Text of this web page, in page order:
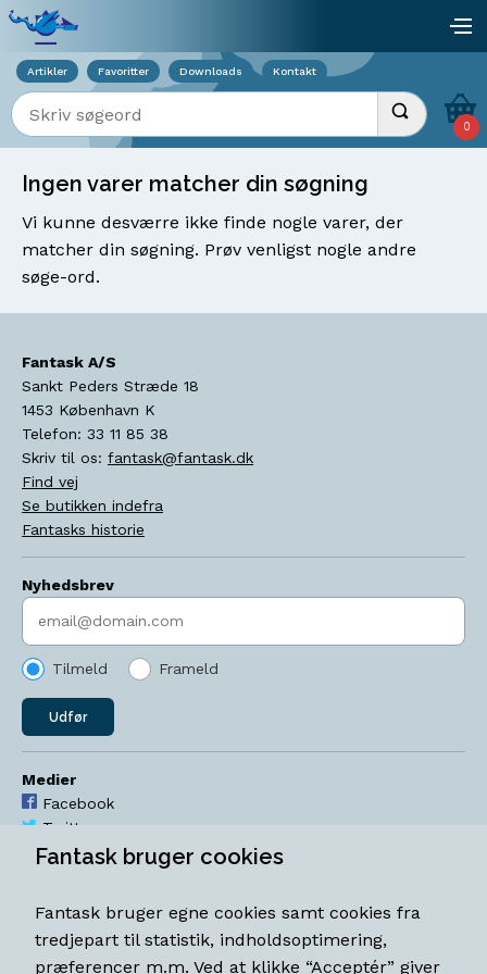
Artikler Favoritter Downloads Kontakt
Indtast søgeord Udfør søgning
0
Ingen varer matcher din søgning
Vi kunne desværre ikke finde nogle varer, der
matcher din søgning. Prøv venligst nogle andre
søge-ord.
Fantask A/S
Sankt Peders Stræde 18
1453 København K
Telefon: 33 11 85 38
Skriv til os: fantask@fantask.dk
Find vej
Se butikken indefra
Fantasks historie
Nyhedsbrev
Indtast søgeord
Tilmeld Frameld
Udfør
Medier
Facebook
Twitter
YouTube
Åbningstider
Mandag-torsdag 11-18
Viser overlay for indkøbskurv
Fantask bruger cookies
Fantask bruger egne cookies samt cookies fra
tredjepart til statistik, indholdsoptimering,
præferencer m.m. Ved at klikke “Acceptér” giver